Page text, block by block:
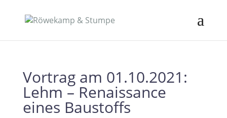
Vortrag am 01.10.2021:
Lehm – Renaissance
eines Baustoffs